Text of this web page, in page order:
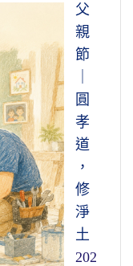
父
親
節
圓
孝
道
，
修
淨
土
202